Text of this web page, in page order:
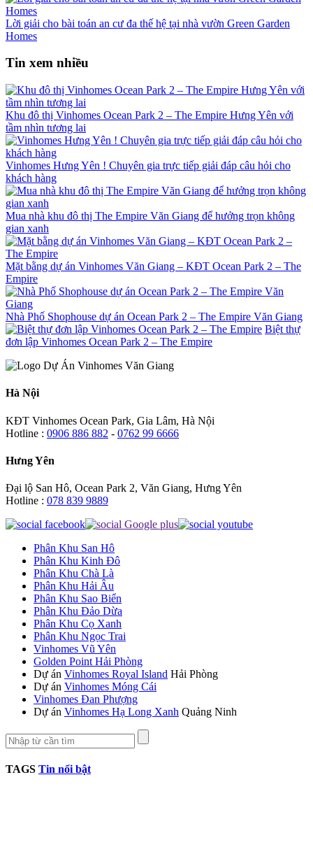
Lời giải cho bài toán an cư đa thế hệ tại nhà vườn Green Garden
Homes
Tin xem nhiều
Khu đô thị Vinhomes Ocean Park 2 – The Empire Hưng Yên với
tầm nhìn tương lai
Vinhomes Hưng Yên ! Chuyên gia trực tiếp giải đáp câu hỏi cho
khách hàng
Mua nhà khu đô thị The Empire Văn Giang để hưởng trọn không
gian xanh
Mặt bằng dự án Vinhomes Văn Giang – KĐT Ocean Park 2 – The
Empire
Nhà Phố Shophouse dự án Ocean Park 2 – The Empire Văn Giang
Biệt thự
đơn lập Vinhomes Ocean Park 2 – The Empire
Hà Nội
KĐT Vinhomes Ocean Park, Gia Lâm, Hà Nội
Hotline : 0906 886 882 - 0762 99 6666
Hưng Yên
Đại lộ San Hô, Ocean Park 2, Văn Giang, Hưng Yên
Hotline : 078 839 9889
Phân Khu San Hô
Phân Khu Kinh Đô
Phân Khu Chà Là
Phân Khu Hải Âu
Phân Khu Sao Biển
Phân Khu Đảo Dừa
Phân Khu Cọ Xanh
Phân Khu Ngọc Trai
Vinhomes Vũ Yên
Golden Point Hải Phòng
Dự án Vinhomes Royal Island Hải Phòng
Dự án Vinhomes Móng Cái
Vinhomes Đan Phượng
Dự án Vinhomes Hạ Long Xanh Quảng Ninh
TAGS Tin nổi bật